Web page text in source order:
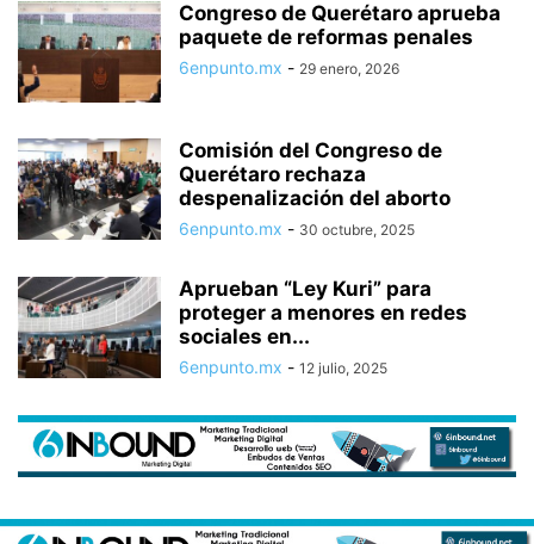
Congreso de Querétaro aprueba
paquete de reformas penales
6enpunto.mx - 29 enero, 2026
Comisión del Congreso de
Querétaro rechaza
despenalización del aborto
6enpunto.mx - 30 octubre, 2025
Aprueban “Ley Kuri” para
proteger a menores en redes
sociales en...
6enpunto.mx - 12 julio, 2025